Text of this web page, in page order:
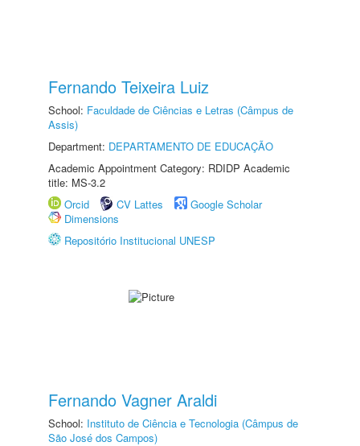
Fernando Teixeira Luiz
School: Faculdade de Ciências e Letras (Câmpus de
Assis)
Department: DEPARTAMENTO DE EDUCAÇÃO
Academic Appointment Category: RDIDP Academic
title: MS-3.2
Orcid
CV Lattes
Google Scholar
Dimensions
Repositório Institucional UNESP
Fernando Vagner Araldi
School: Instituto de Ciência e Tecnologia (Câmpus de
São José dos Campos)